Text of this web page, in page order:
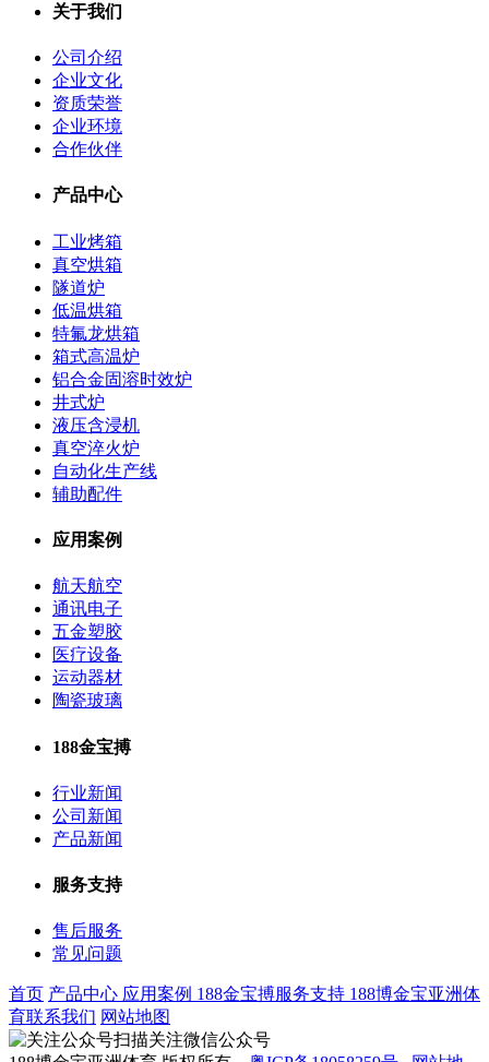
关于我们
公司介绍
企业文化
资质荣誉
企业环境
合作伙伴
产品中心
工业烤箱
真空烘箱
隧道炉
低温烘箱
特氟龙烘箱
箱式高温炉
铝合金固溶时效炉
井式炉
液压含浸机
真空淬火炉
自动化生产线
辅助配件
应用案例
航天航空
通讯电子
五金塑胶
医疗设备
运动器材
陶瓷玻璃
188金宝搏
行业新闻
公司新闻
产品新闻
服务支持
售后服务
常见问题
首页 产品中心 应用案例 188金宝搏服务支持 188博金宝亚洲体
育联系我们 网站地图
扫描关注微信公众号